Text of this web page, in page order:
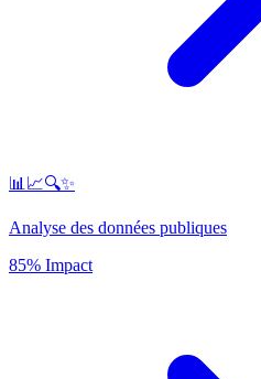
📊📈🔍✨
Analyse des données publiques
85% Impact